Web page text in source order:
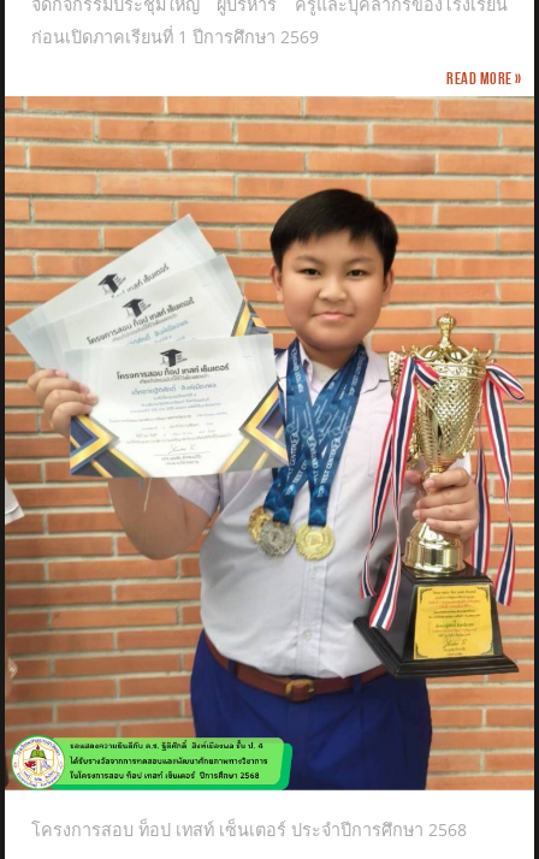
ก่อนเปิดภาคเรียนที่ 1 ปีการศึกษา 2569
Read more »
โครงการสอบ ท็อป เทสท์ เซ็นเตอร์ ประจำปีการศึกษา 2568